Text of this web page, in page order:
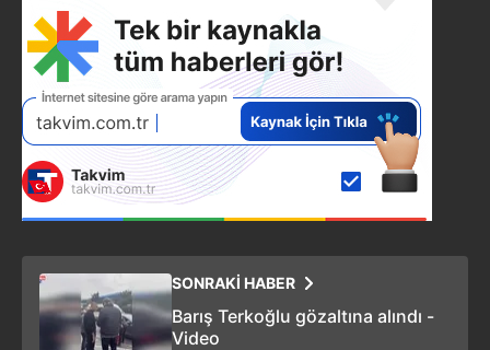
SONRAKİ HABER
Barış Terkoğlu gözaltına alındı -
Video